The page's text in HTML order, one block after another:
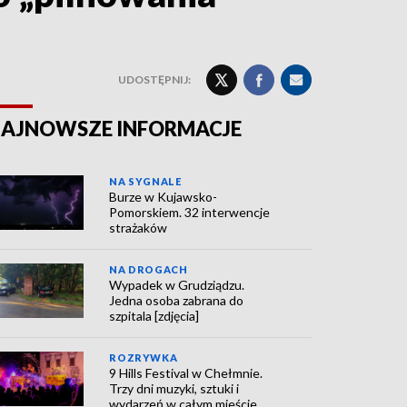
UDOSTĘPNIJ:
INFORMACJE
NA SYGNALE
Burze w Kujawsko-
Pomorskiem. 32 interwencje
strażaków
NA DROGACH
Wypadek w Grudziądzu.
Jedna osoba zabrana do
szpitala [zdjęcia]
ROZRYWKA
9 Hills Festival w Chełmnie.
Trzy dni muzyki, sztuki i
wydarzeń w całym mieście